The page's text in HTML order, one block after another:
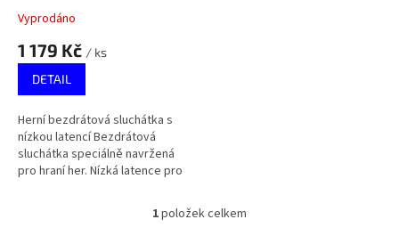
Vyprodáno
1 179 Kč / ks
DETAIL
Herní bezdrátová sluchátka s
nízkou latencí Bezdrátová
sluchátka speciálně navržená
pro hraní her. Nízká latence pro
fantastický herní zážitek. S
O
1položek celkem